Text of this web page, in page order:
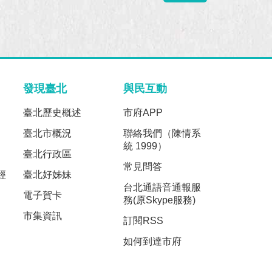
發現臺北
臺北歷史概述
臺北市概況
臺北行政區
臺北好姊妹
電子賀卡
市集資訊
與民互動
市府APP
聯絡我們（陳情系
統 1999）
常見問答
台北通語音通報服
務(原Skype服務)
訂閱RSS
如何到達市府